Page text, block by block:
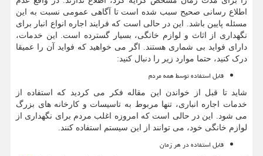
اطلاع رسانی صحیح سبب شده است تا آگاهی عمومی نسبت به این
مسئله پایین باشد. این در حالی است که فرایند اجاره انواع انبار برای
نگهداری از اثاث و لوازم خانگی، بسیار گسترده است. این خدمات،
دارای فواید بی شماری هستند. اگر می خواهید که فواید آن را عمیقا
درک کنید، حتما موارد زیر را دنبال کنید:
قابل استفاده توسط همه مردم
شاید تا قبل از خواندن این مقاله فکر می کردید که استفاده از
خدمات اجاره انباری، تنها مربوط به تاسیسات و کارخانه های بزرگ
می شود. این در حالی است که امروزه اغلب مردم برای نگهداری از
لوازم خانگی خود، می توانند از این سیستم استفاده کنند.
قابل استفاده در هر زمان